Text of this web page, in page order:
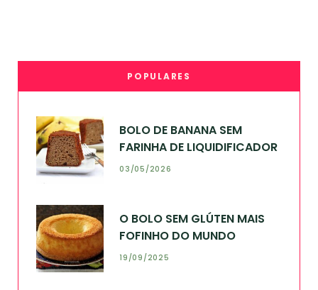
POPULARES
BOLO DE BANANA SEM
FARINHA DE LIQUIDIFICADOR
03/05/2026
O BOLO SEM GLÚTEN MAIS
FOFINHO DO MUNDO
19/09/2025